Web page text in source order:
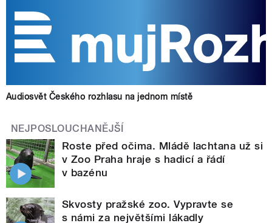
Audiosvět Českého rozhlasu na jednom místě
NEJPOSLOUCHANĚJŠÍ
Roste před očima. Mládě lachtana už si
v Zoo Praha hraje s hadicí a řádí
v bazénu
Skvosty pražské zoo. Vypravte se
s námi za největšími lákadly